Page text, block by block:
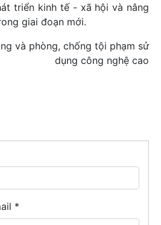
triển kinh tế - xã hội và nâng
giai đoạn mới.
và phòng, chống tội phạm sử
dụng công nghệ cao
*